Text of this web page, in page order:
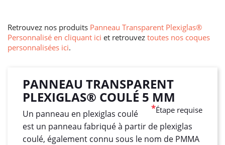
Retrouvez nos produits Panneau Transparent Plexiglas®
Personnalisé en cliquant ici et retrouvez toutes nos coques
personnalisées ici.
PANNEAU TRANSPARENT
PLEXIGLAS® COULÉ 5 MM
*Étape requise
Un panneau en plexiglas coulé
est un panneau fabriqué à partir de plexiglas
coulé, également connu sous le nom de PMMA